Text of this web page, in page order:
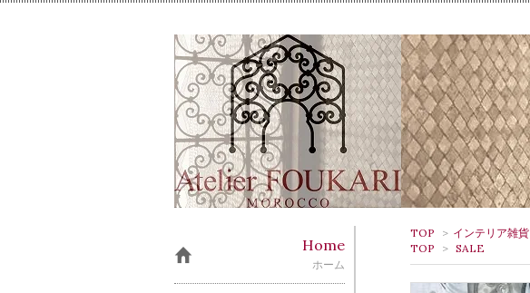
Home
ホーム
TOP > インテリア雑貨
TOP
> SALE